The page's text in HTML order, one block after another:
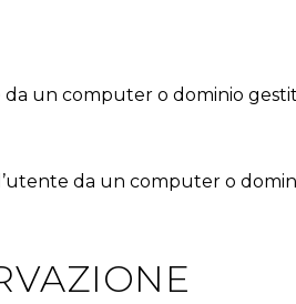
un computer o dominio
da un computer o